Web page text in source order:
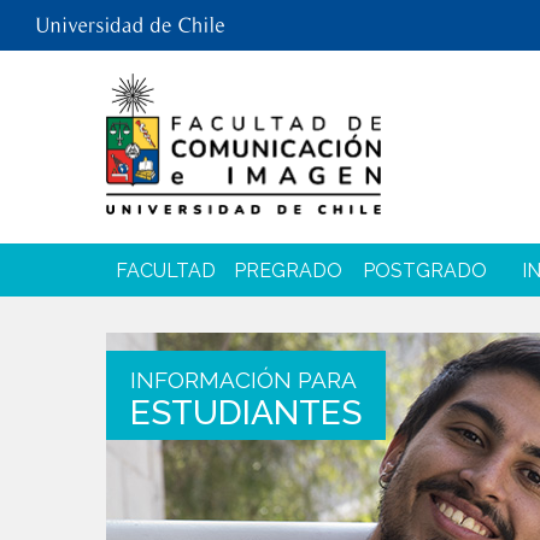
FACULTAD PREGRADO POSTGRADO
INFORMACIÓN PARA
ESTUDIANTES